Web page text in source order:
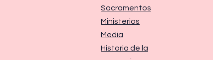
Sacramentos
Ministerios
Media
Historia de la